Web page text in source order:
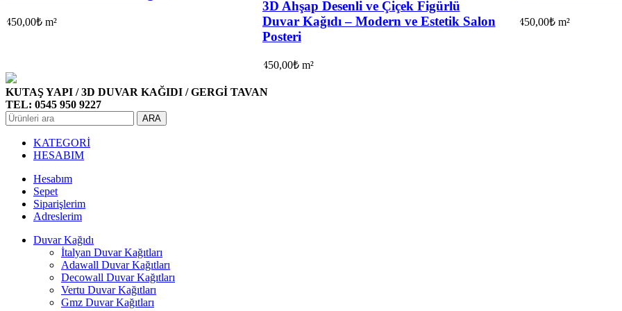
450,00₺ m²
3D Ahşap Desenli ve Çiçek Figürlü
Duvar Kağıdı – Modern ve Estetik Salon
Posteri
450,00₺m²
450,00₺ m²
KUTAŞ YAPI / 3D DUVAR KAĞIDI / GERGİ TAVAN
TEL: 0545 950 9227
ARA
KATEGORİ
HESABIM
Hesabım
Sepet
Siparişlerim
Adreslerim
Duvar Kağıdı
İtalyan Duvar Kağıtları
Adawall Duvar Kağıtları
Decowall Duvar Kağıtları
Vertu Duvar Kağıtları
Gmz Duvar Kağıtları